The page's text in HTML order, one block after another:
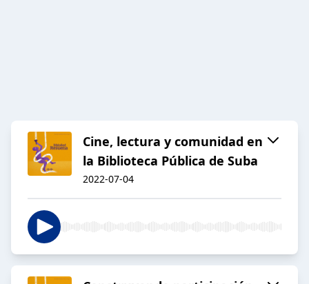
Cine, lectura y comunidad en
la Biblioteca Pública de Suba
2022-07-04